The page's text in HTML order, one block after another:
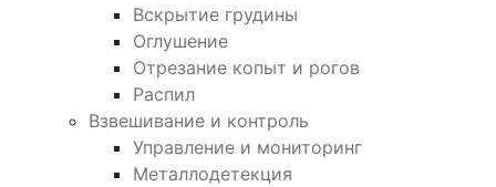
Вскрытие грудины
Оглушение
Отрезание копыт и рогов
Распил
Взвешивание и контроль
Управление и мониторинг
Металлодетекция